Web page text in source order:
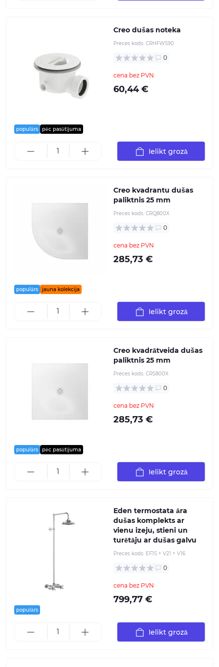
populārs pēc pasūtījuma
Creo dušas noteka
Preces kods: CRHFWS90
0
cena bez PVN
60,44 €
Ielikt grozā
populārs jauna kolekcija
Creo kvadrantu dušas
paliktnis 25 mm
Preces kods: CRQ800X
0
cena bez PVN
285,73 €
Ielikt grozā
populārs pēc pasūtījuma
Creo kvadrātveida dušas
paliktnis 25 mm
Preces kods: CRS800X
0
cena bez PVN
285,73 €
Ielikt grozā
populārs
Eden termostata āra
dušas komplekts ar
vienu izeju, stieni un
turētāju ar dušas galvu
Preces kods: EF1S + V21 + V16
0
cena bez PVN
799,77 €
Ielikt grozā